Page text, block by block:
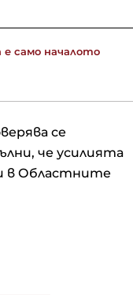
само началото
се
че усилията
в Областните
след мигрантската
на права за излъчване
Bros.